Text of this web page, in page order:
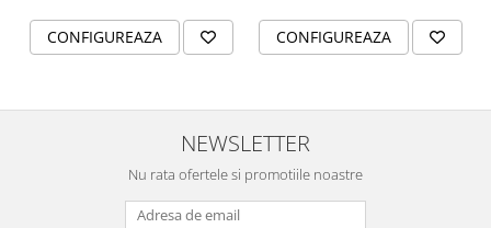
CONFIGUREAZA CONFIGUREAZA
NEWSLETTER
Nu rata ofertele si promotiile noastre